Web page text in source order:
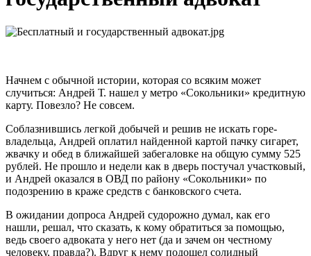
Начнем с обычной истории, которая со всяким может
случиться: Андрей Т. нашел у метро «Сокольники» кредитную
карту. Повезло? Не совсем.
Соблазнившись легкой добычей и решив не искать горе-
владельца, Андрей оплатил найденной картой пачку сигарет,
жвачку и обед в ближайшей забегаловке на общую сумму 525
рублей. Не прошло и недели как в дверь постучал участковый,
и Андрей оказался в ОВД по району «Сокольники» по
подозрению в краже средств с банковского счета.
В ожидании допроса Андрей судорожно думал, как его
нашли, решал, что сказать, к кому обратиться за помощью,
ведь своего адвоката у него нет (да и зачем он честному
человеку, правда?). Вдруг к нему подошел солидный